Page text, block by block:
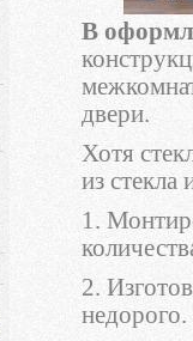
В
двери.
Хотя
из стекла
1.
2.
недорого.